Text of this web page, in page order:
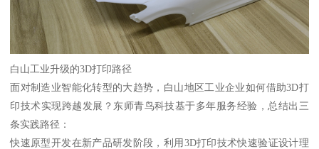
白山工业升级的3D打印路径
面对制造业智能化转型的大趋势，白山地区工业企业如何借助3D打
印技术实现跨越发展？东师青鸟科技基于多年服务经验，总结出三
条实践路径：
快速原型开发在新产品研发阶段，利用3D打印技术快速验证设计理